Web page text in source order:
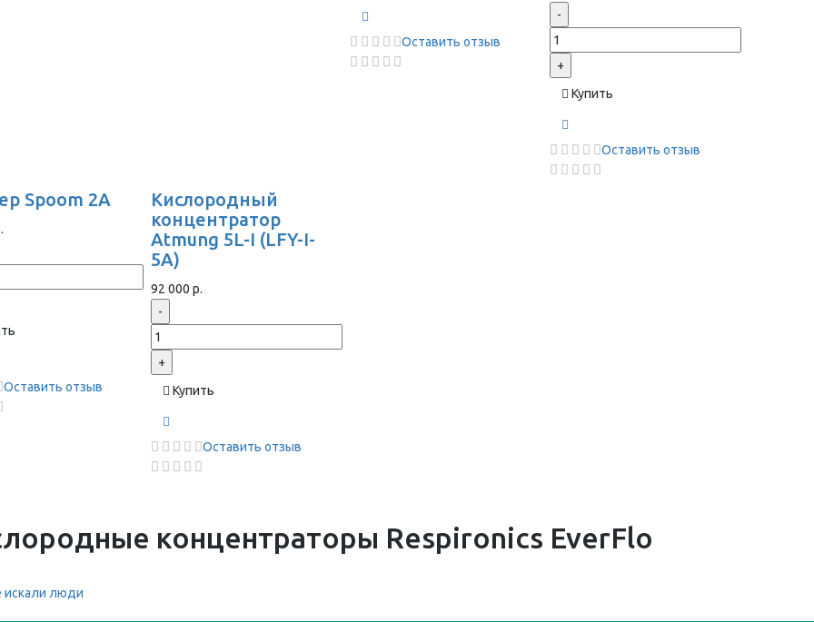
Оставить отзыв
-
+
Купить
Оставить отзыв
Spoom 2A
Оставить отзыв
Кислородный
концентратор
Atmung 5L-I (LFY-I-
5A)
92 000 р.
-
+
Купить
Оставить отзыв
концентраторы Respironics EverFlo
искали люди